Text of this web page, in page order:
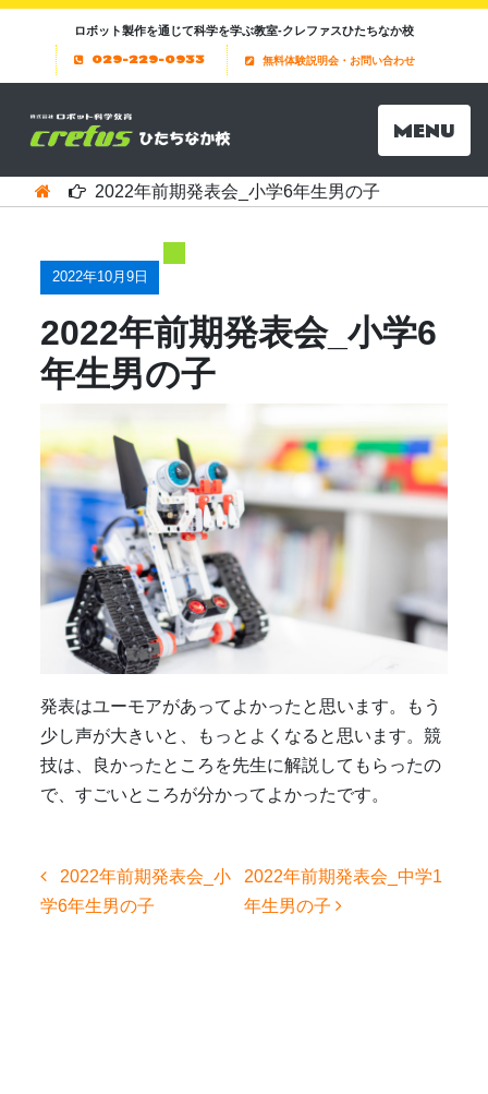
ロボット製作を通じて科学を学ぶ教室-クレファスひたちなか校
029-229-0933 無料体験説明会・お問い合わせ
MENU
2022年前期発表会_小学6年生男の子
2022年10月9日
2022年前期発表会_小学6
年生男の子
発表はユーモアがあってよかったと思います。もう
少し声が大きいと、もっとよくなると思います。競
技は、良かったところを先生に解説してもらったの
で、すごいところが分かってよかったです。
投
ナ
2022年前期発表会_小
学6年生男の子
2022年前期発表会_中学1
年生男の子